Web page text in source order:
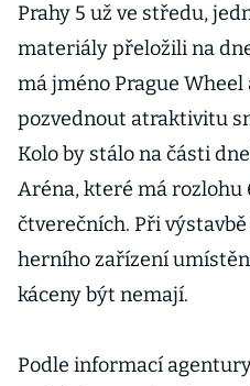
Prahy 5 už ve středu,
materiály přeložili na
má jméno Prague Wheel
pozvednout atraktivitu
Kolo by stálo na části
Aréna, které má rozlohu
čtverečních. Při
herního zařízení
káceny být nemají.
Podle informací